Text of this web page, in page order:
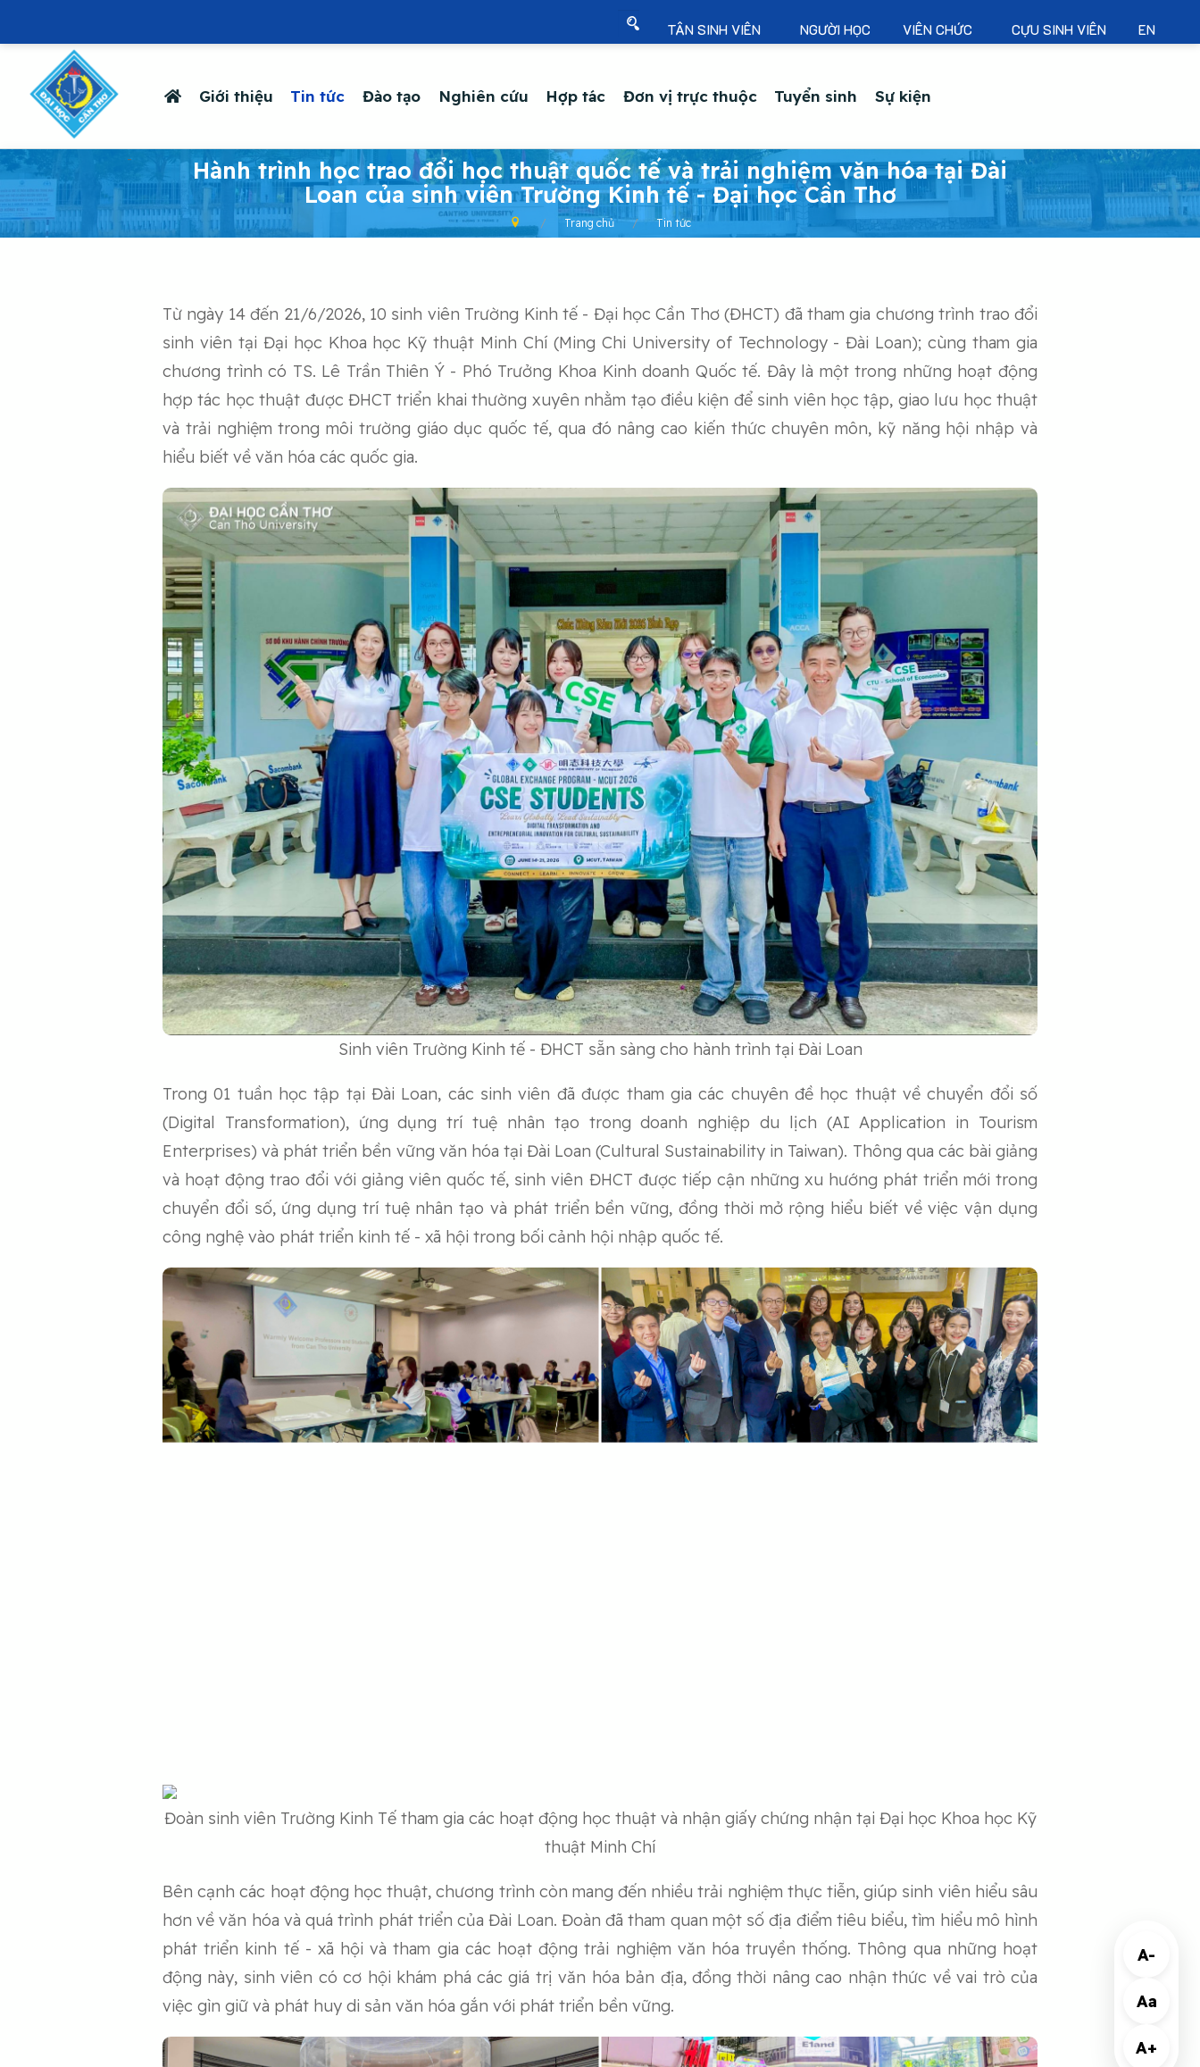
A-
Aa
A+
TÂN SINH VIÊN NGƯỜI HỌC VIÊN CHỨC CỰU SINH VIÊN EN
Giới thiệu Tin tức Đào tạo Nghiên cứu Hợp tác Đơn vị trực thuộc Tuyển sinh Sự kiện
-
Hành trình học trao đổi học thuật quốc tế và trải nghiệm văn hóa tại Đài
Loan của sinh viên Trường Kinh tế - Đại học Cần Thơ
Trang chủ Tin tức
Từ ngày 14 đến 21/6/2026, 10 sinh viên Trường Kinh tế - Đại học Cần Thơ (ĐHCT) đã tham gia chương trình trao đổi
sinh viên tại Đại học Khoa học Kỹ thuật Minh Chí (Ming Chi University of Technology - Đài Loan); cùng tham gia
chương trình có TS. Lê Trần Thiên Ý - Phó Trưởng Khoa Kinh doanh Quốc tế. Đây là một trong những hoạt động
hợp tác học thuật được ĐHCT triển khai thường xuyên nhằm tạo điều kiện để sinh viên học tập, giao lưu học thuật
và trải nghiệm trong môi trường giáo dục quốc tế, qua đó nâng cao kiến thức chuyên môn, kỹ năng hội nhập và
hiểu biết về văn hóa các quốc gia.
Sinh viên Trường Kinh tế - ĐHCT sẵn sàng cho hành trình tại Đài Loan
Trong 01 tuần học tập tại Đài Loan, các sinh viên đã được tham gia các chuyên đề học thuật về chuyển đổi số
(Digital Transformation), ứng dụng trí tuệ nhân tạo trong doanh nghiệp du lịch (AI Application in Tourism
Enterprises) và phát triển bền vững văn hóa tại Đài Loan (Cultural Sustainability in Taiwan). Thông qua các bài giảng
và hoạt động trao đổi với giảng viên quốc tế, sinh viên ĐHCT được tiếp cận những xu hướng phát triển mới trong
chuyển đổi số, ứng dụng trí tuệ nhân tạo và phát triển bền vững, đồng thời mở rộng hiểu biết về việc vận dụng
công nghệ vào phát triển kinh tế - xã hội trong bối cảnh hội nhập quốc tế.
Đoàn sinh viên Trường Kinh Tế tham gia các hoạt động học thuật và nhận giấy chứng nhận tại Đại học Khoa học Kỹ
thuật Minh Chí
Bên cạnh các hoạt động học thuật, chương trình còn mang đến nhiều trải nghiệm thực tiễn, giúp sinh viên hiểu sâu
hơn về văn hóa và quá trình phát triển của Đài Loan. Đoàn đã tham quan một số địa điểm tiêu biểu, tìm hiểu mô hình
phát triển kinh tế - xã hội và tham gia các hoạt động trải nghiệm văn hóa truyền thống. Thông qua những hoạt
động này, sinh viên có cơ hội khám phá các giá trị văn hóa bản địa, đồng thời nâng cao nhận thức về vai trò của
việc gìn giữ và phát huy di sản văn hóa gắn với phát triển bền vững.